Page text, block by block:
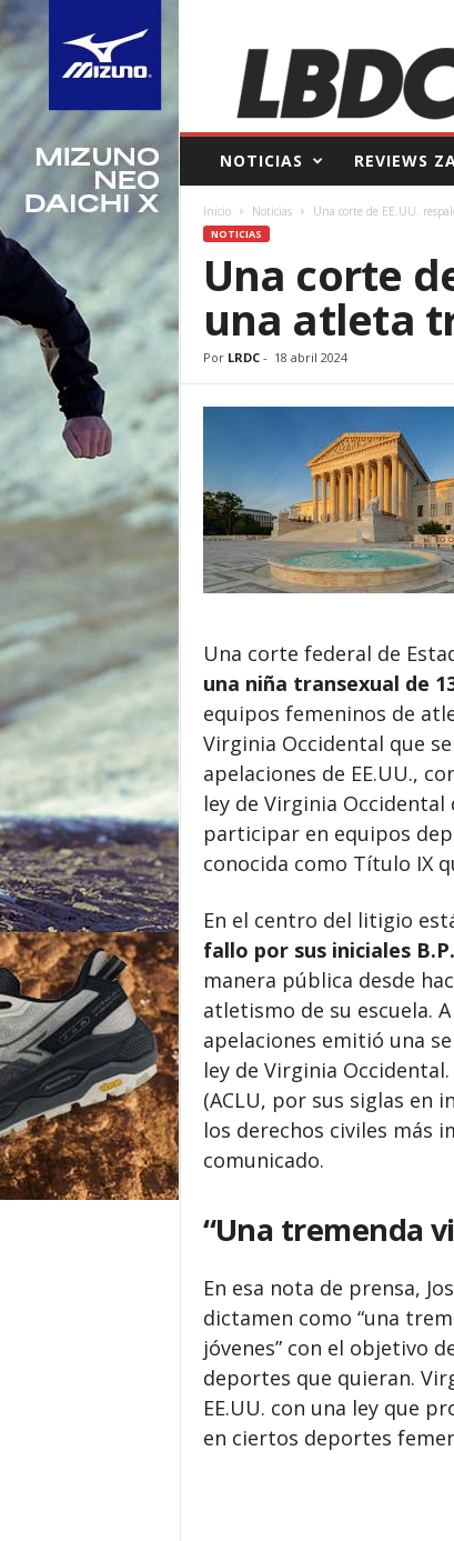
B
e
o
e
d
NOTICIAS REVIEWS
Inicio Noticias Una corte de EE.UU.
NOTICIAS
Una corte
una atleta
Por LRDC- 18 abril 2024
Una corte federal de
una niña transexual de
equipos femeninos de
Virginia Occidental que
apelaciones de EE.UU.,
ley de Virginia
participar en equipos
conocida como Título IX
En el centro del litigio
fallo por sus iniciales
manera pública desde
atletismo de su escuela.
apelaciones emitió una
ley de Virginia
(ACLU, por sus siglas en
los derechos civiles más
comunicado.
“Una tremenda
En esa nota de prensa,
dictamen como “una
jóvenes” con el objetivo
deportes que quieran.
EE.UU. con una ley que
en ciertos deportes